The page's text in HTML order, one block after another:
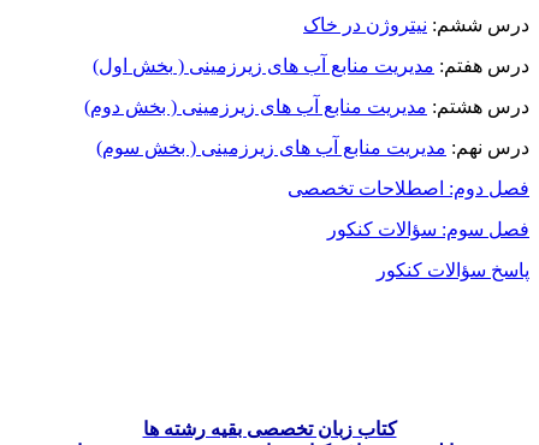
درس ششم: نیتروژن در خاک
درس هفتم: مدیریت منابع آب های زیرزمینی ( بخش اول)
درس هشتم: مدیریت منابع آب های زیرزمینی ( بخش دوم)
درس نهم: مدیریت منابع آب های زیرزمینی ( بخش سوم)
فصل دوم: اصطلاحات تخصصی
فصل سوم: سؤالات کنکور
پاسخ سؤالات کنکور
کتاب زبان تخصصی بقیه رشته ها